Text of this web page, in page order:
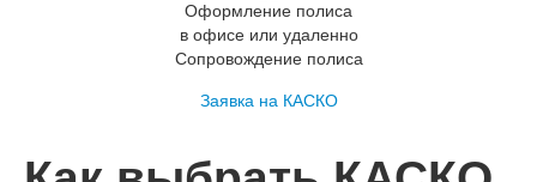
Оформление полиса
в офисе или удаленно
Сопровождение полиса
Заявка на КАСКО